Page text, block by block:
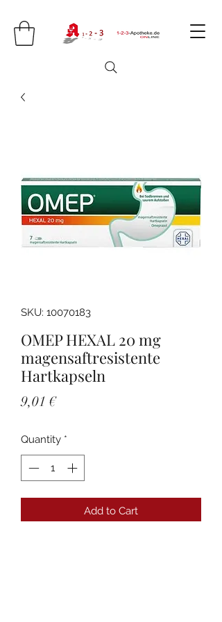
SKU: 10070183
OMEP HEXAL 20 mg
magensaftresistente
Hartkapseln
9,01 €Price
Quantity *
Add to Cart